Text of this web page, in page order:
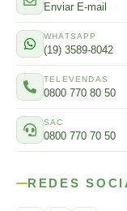
Enviar E-mail
WHATSAPP
(19) 3589-8042
TELEVENDAS
0800 770 80 50
SAC
0800 770 70 50
REDES